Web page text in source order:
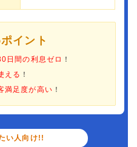
イント
日間の利息ゼロ ！
える ！
満足度が高い ！
い人向け!!